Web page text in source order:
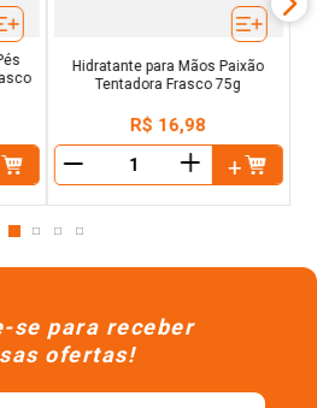
Hidratante para Mãos Paixão
Tentadora Frasco 75g
R$ 16,98
＋
se para receber
ofertas!